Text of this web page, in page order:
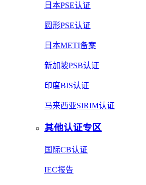
日本PSE认证
圆形PSE认证
日本METI备案
新加坡PSB认证
印度BIS认证
马来西亚SIRIM认证
其他认证专区
国际CB认证
IEC报告